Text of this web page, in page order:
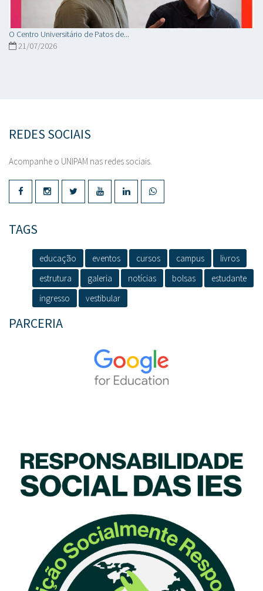
O Centro Universitário de Patos de...
21/07/2026
REDES SOCIAIS
Acompanhe o UNIPAM nas redes sociais.
TAGS
educação eventos cursos campus
livros
estrutura
galeria notícias bolsas
estudante
ingresso
vestibular
PARCERIA